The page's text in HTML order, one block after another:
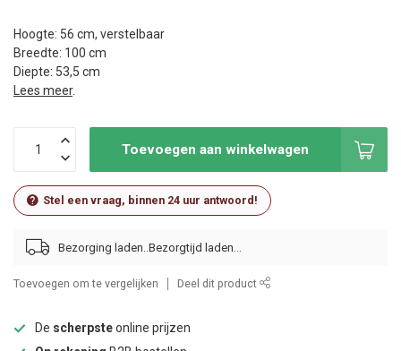
Hoogte: 56 cm, verstelbaar
Breedte: 100 cm
Diepte: 53,5 cm
Lees meer.
Toevoegen aan winkelwagen
Stel een vraag, binnen 24 uur antwoord!
Bezorging laden..
Toevoegen om te vergelijken Deel dit product
De scherpsteonline prijzen